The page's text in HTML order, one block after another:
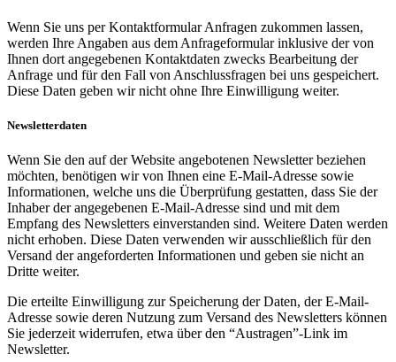
Wenn Sie uns per Kontaktformular Anfragen zukommen lassen,
werden Ihre Angaben aus dem Anfrageformular inklusive der von
Ihnen dort angegebenen Kontaktdaten zwecks Bearbeitung der
Anfrage und für den Fall von Anschlussfragen bei uns gespeichert.
Diese Daten geben wir nicht ohne Ihre Einwilligung weiter.
Newsletterdaten
Wenn Sie den auf der Website angebotenen Newsletter beziehen
möchten, benötigen wir von Ihnen eine E-Mail-Adresse sowie
Informationen, welche uns die Überprüfung gestatten, dass Sie der
Inhaber der angegebenen E-Mail-Adresse sind und mit dem
Empfang des Newsletters einverstanden sind. Weitere Daten werden
nicht erhoben. Diese Daten verwenden wir ausschließlich für den
Versand der angeforderten Informationen und geben sie nicht an
Dritte weiter.
Die erteilte Einwilligung zur Speicherung der Daten, der E-Mail-
Adresse sowie deren Nutzung zum Versand des Newsletters können
Sie jederzeit widerrufen, etwa über den “Austragen”-Link im
Newsletter.